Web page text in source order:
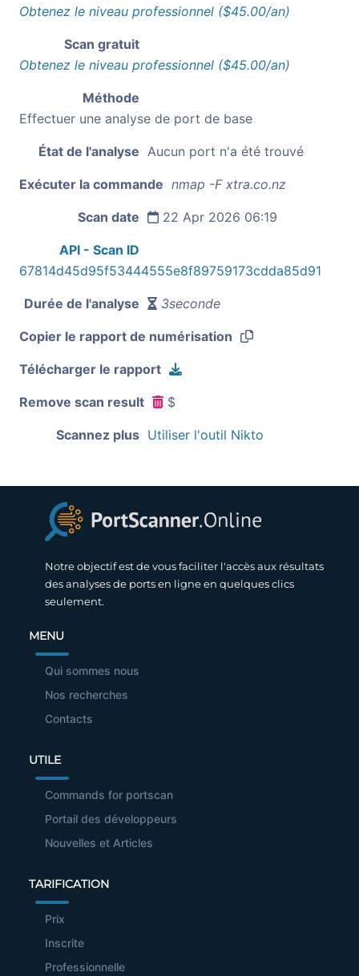
Obtenez le niveau professionnel ($45.00/an)
Scan gratuit
Obtenez le niveau professionnel ($45.00/an)
Méthode
Effectuer une analyse de port de base
État de l'analyse Aucun port n'a été trouvé
Exécuter la commande nmap -F xtra.co.nz
Scan date 22 Apr 2026 06:19
API - Scan ID
67814d45d95f53444555e8f89759173cdda85d91
Durée de l'analyse 3seconde
Copier le rapport de numérisation
Télécharger le rapport
Remove scan result $
Scannez plus Utiliser l'outil Nikto
Notre objectif est de vous faciliter l'accès aux résultats
des analyses de ports en ligne en quelques clics
seulement.
MENU
Qui sommes nous
Nos recherches
Contacts
UTILE
Commands for portscan
Portail des développeurs
Nouvelles et Articles
TARIFICATION
Prix
Inscrite
Professionnelle